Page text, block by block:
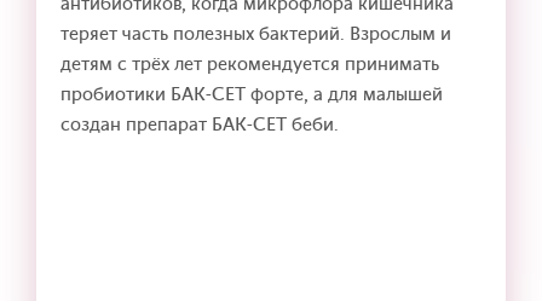
теряет часть полезных бактерий. Взрослым и
детям с трёх лет рекомендуется принимать
пробиотики БАК-СЕТ форте, а для малышей
создан препарат БАК-СЕТ беби.